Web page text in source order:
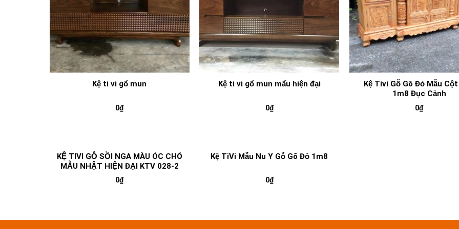
Kệ ti vi gổ mun
0₫
Kệ ti vi gổ mun mẩu hiện đại
0₫
Kệ Tivi Gỗ Gõ Đỏ Mẫu
1m8 Đục Cảnh
0₫
KỆ TIVI GỖ SỒI NGA MÀU ÓC CHÓ
MẪU NHẬT HIỆN ĐẠI KTV 028-2
0₫
Kệ TiVi Mẫu Nu Y Gỗ Gõ Đỏ 1m8
0₫